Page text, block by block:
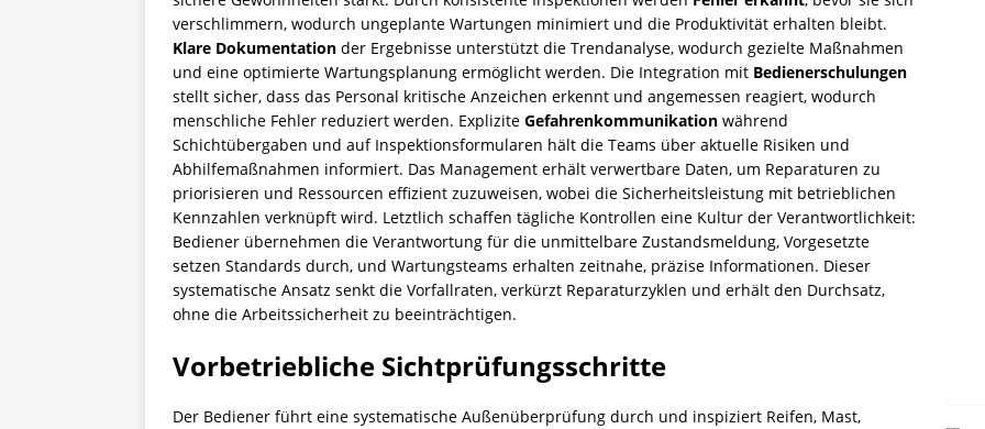
verschlimmern, wodurch ungeplante Wartungen minimiert und die Produktivität erhalten bleibt.
Klare Dokumentation der Ergebnisse unterstützt die Trendanalyse, wodurch gezielte Maßnahmen
und eine optimierte Wartungsplanung ermöglicht werden. Die Integration mit Bedienerschulungen
stellt sicher, dass das Personal kritische Anzeichen erkennt und angemessen reagiert, wodurch
menschliche Fehler reduziert werden. Explizite Gefahrenkommunikation während
Schichtübergaben und auf Inspektionsformularen hält die Teams über aktuelle Risiken und
Abhilfemaßnahmen informiert. Das Management erhält verwertbare Daten, um Reparaturen zu
priorisieren und Ressourcen effizient zuzuweisen, wobei die Sicherheitsleistung mit betrieblichen
Kennzahlen verknüpft wird. Letztlich schaffen tägliche Kontrollen eine Kultur der Verantwortlichkeit:
Bediener übernehmen die Verantwortung für die unmittelbare Zustandsmeldung, Vorgesetzte
setzen Standards durch, und Wartungsteams erhalten zeitnahe, präzise Informationen. Dieser
systematische Ansatz senkt die Vorfallraten, verkürzt Reparaturzyklen und erhält den Durchsatz,
ohne die Arbeitssicherheit zu beeinträchtigen.
Vorbetriebliche Sichtprüfungsschritte
Der Bediener führt eine systematische Außenüberprüfung durch und inspiziert Reifen, Mast,